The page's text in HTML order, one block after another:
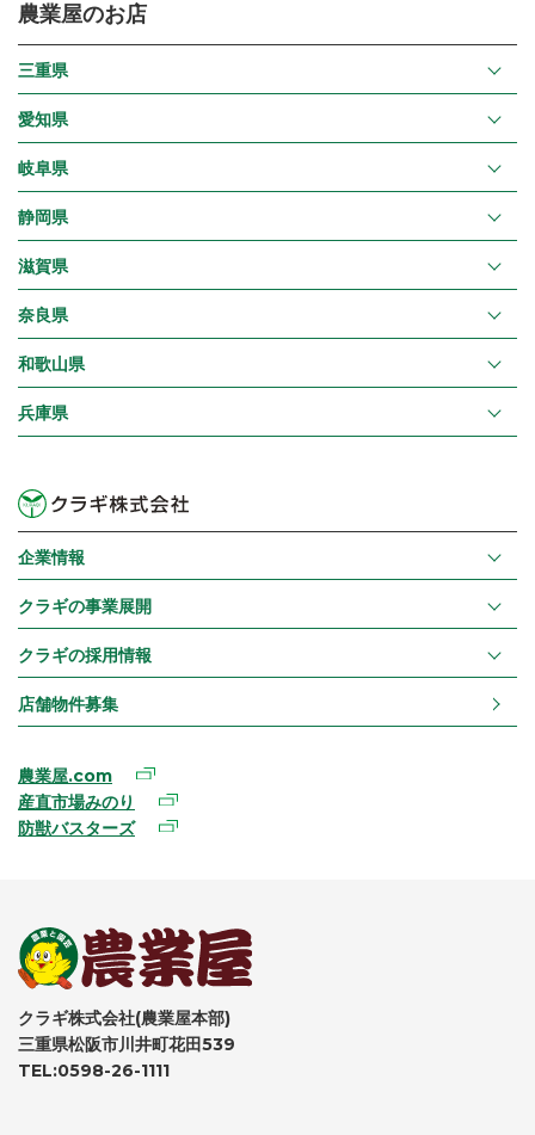
農業屋のお店
三重県
愛知県
岐阜県
静岡県
滋賀県
奈良県
和歌山県
兵庫県
企業情報
クラギの事業展開
クラギの採用情報
店舗物件募集
農業屋.com
産直市場みのり
防獣バスターズ
クラギ株式会社(農業屋本部)
三重県松阪市川井町花田539
TEL:0598-26-1111